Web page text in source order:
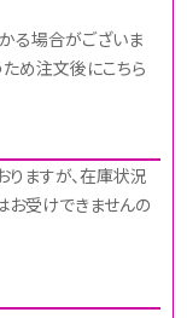
る場合がございま
め注文後にこちら
ますが、在庫状況
お受けできませんの